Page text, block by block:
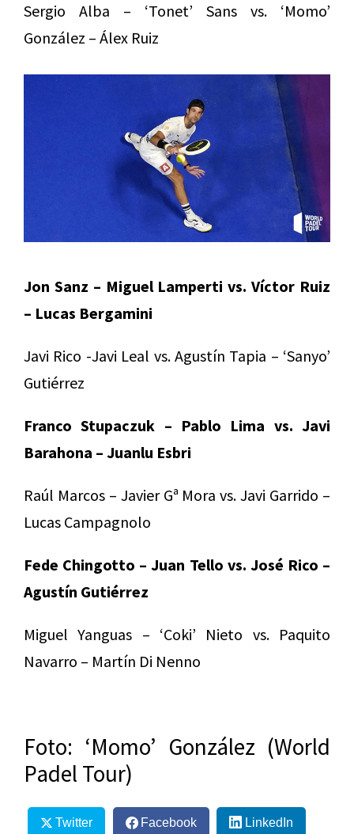
Sergio Alba – ‘Tonet’ Sans vs. ‘Momo’
González – Álex Ruiz
Jon Sanz – Miguel Lamperti vs. Víctor Ruiz
– Lucas Bergamini
Javi Rico -Javi Leal vs. Agustín Tapia – ‘Sanyo’
Gutiérrez
Franco Stupaczuk – Pablo Lima vs. Javi
Barahona – Juanlu Esbri
Raúl Marcos – Javier Gª Mora vs. Javi Garrido –
Lucas Campagnolo
Fede Chingotto – Juan Tello vs. José Rico –
Agustín Gutiérrez
Miguel Yanguas – ‘Coki’ Nieto vs. Paquito
Navarro – Martín Di Nenno
Foto: ‘Momo’ González (World
Padel Tour)
Twitter Facebook LinkedIn